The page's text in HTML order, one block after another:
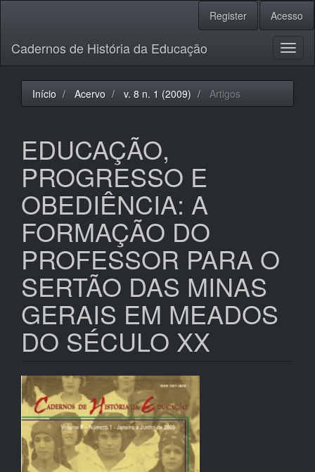
principal
Barra
Lateral
Register Acesso
Cadernos de História da Educação
Início Acervo v. 8 n. 1 (2009) Artigos
EDUCAÇÃO,
PROGRESSO E
OBEDIÊNCIA: A
FORMAÇÃO DO
PROFESSOR PARA O
SERTÃO DAS MINAS
GERAIS EM MEADOS
DO SÉCULO XX
Barra
lateral
de
artigos